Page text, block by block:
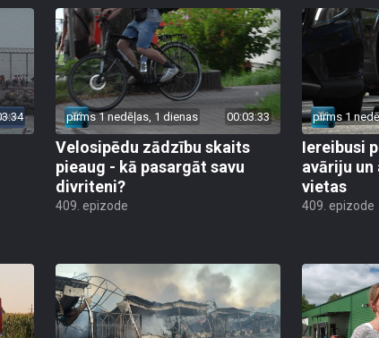
pirms 1 nedēļas, 1 dienas 00:03:33
Velosipēdu zādzību skaits
pieaug - kā pasargāt savu
divriteni?
409. epizode
pirms 1
Iereibusi
avāriju
vietas
409. epizode